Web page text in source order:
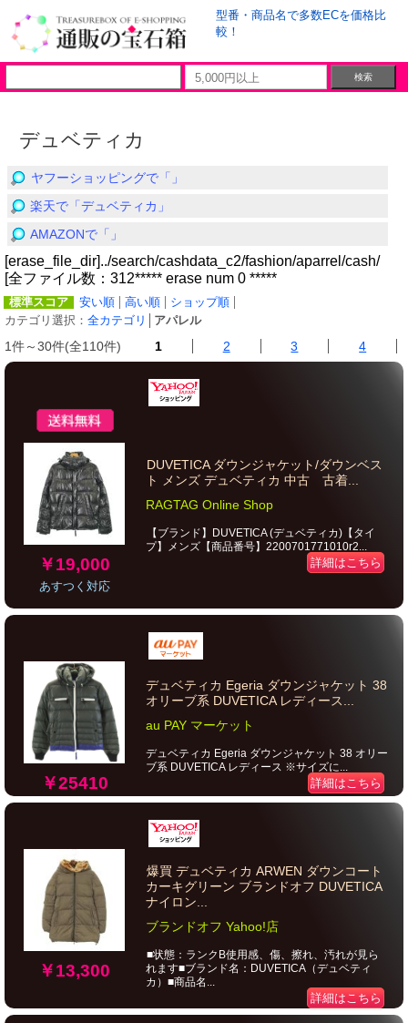
型番・商品名で多数ECを価格比
較！
デュベティカ
ヤフーショッピングで「」
楽天で「デュベティカ」
AMAZONで「」
[erase_file_dir]../search/cashdata_c2/fashion/aparrel/cash/
[全ファイル数：312***** erase num 0 *****
標準スコア 安い順 高い順
ショップ順
カテゴリ選択： 全カテゴリ アパレル
1件～30件(全110件) 1 2 3 4
￥19,000
あすつく対応
DUVETICA ダウンジャケット/ダウンベス
ト メンズ デュベティカ 中古 古着...
RAGTAG Online Shop
【ブランド】DUVETICA (デュベティカ)【タイ
プ】メンズ【商品番号】2200701771010r2...
詳細はこちら
￥25410
デュベティカ Egeria ダウンジャケット 38
オリーブ系 DUVETICA レディース...
au PAY マーケット
デュベティカ Egeria ダウンジャケット 38 オリー
ブ系 DUVETICA レディース ※サイズに...
詳細はこちら
￥13,300
爆買 デュベティカ ARWEN ダウンコート
カーキグリーン ブランドオフ DUVETICA
ナイロン...
ブランドオフ Yahoo!店
■状態：ランクB使用感、傷、擦れ、汚れが見ら
れます■ブランド名：DUVETICA（デュベティ
カ）■商品名...
詳細はこちら